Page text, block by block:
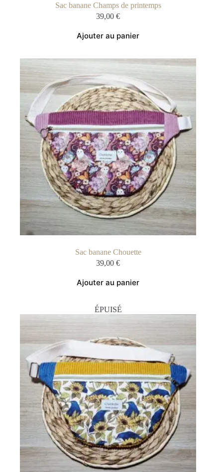
Sac banane Champs de printemps
39,00€
Ajouter au panier
Sac banane Chouette
39,00€
Ajouter au panier
ÉPUISÉ